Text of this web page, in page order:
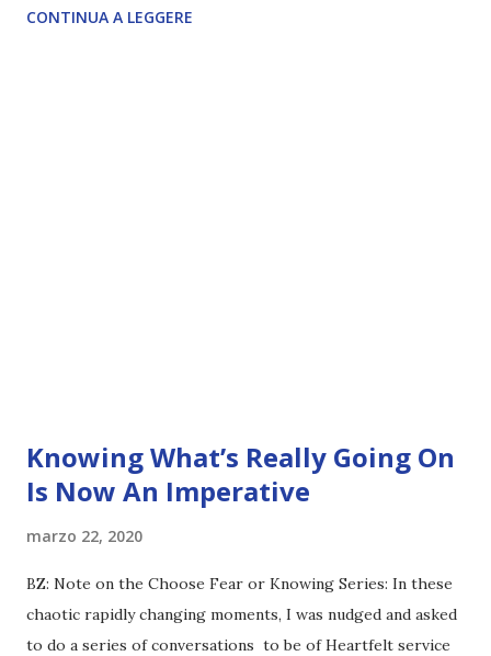
CONTINUA A LEGGERE
Knowing What’s Really Going On
Is Now An Imperative
marzo 22, 2020
BZ: Note on the Choose Fear or Knowing Series: In these
chaotic rapidly changing moments, I was nudged and asked
to do a series of conversations to be of Heartfelt service